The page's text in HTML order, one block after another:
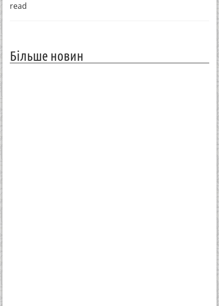
read
Більше новин